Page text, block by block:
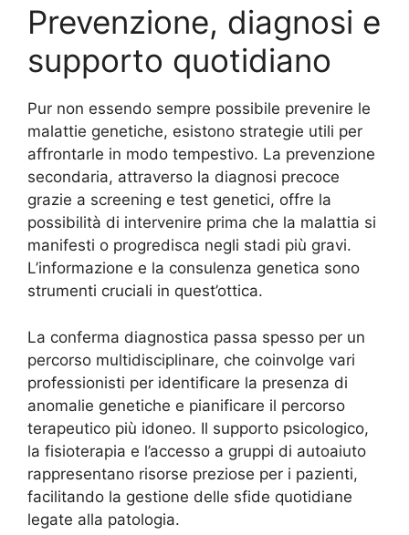
Prevenzione, diagnosi e
supporto quotidiano
Pur non essendo sempre possibile prevenire le
malattie genetiche, esistono strategie utili per
affrontarle in modo tempestivo. La prevenzione
secondaria, attraverso la diagnosi precoce
grazie a screening e test genetici, offre la
possibilità di intervenire prima che la malattia si
manifesti o progredisca negli stadi più gravi.
L’informazione e la consulenza genetica sono
strumenti cruciali in quest’ottica.
La conferma diagnostica passa spesso per un
percorso multidisciplinare, che coinvolge vari
professionisti per identificare la presenza di
anomalie genetiche e pianificare il percorso
terapeutico più idoneo. Il supporto psicologico,
la fisioterapia e l’accesso a gruppi di autoaiuto
rappresentano risorse preziose per i pazienti,
facilitando la gestione delle sfide quotidiane
legate alla patologia.